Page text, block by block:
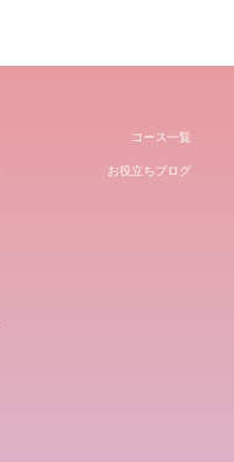
コース一覧
お役立ちブログ